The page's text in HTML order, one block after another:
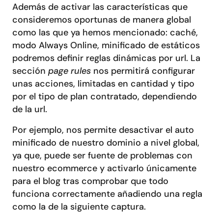
Además de activar las características que
consideremos oportunas de manera global
como las que ya hemos mencionado: caché,
modo Always Online, minificado de estáticos
podremos definir reglas dinámicas por url. La
sección page rules nos permitirá configurar
unas acciones, limitadas en cantidad y tipo
por el tipo de plan contratado, dependiendo
de la url.
Por ejemplo, nos permite desactivar el auto
minificado de nuestro dominio a nivel global,
ya que, puede ser fuente de problemas con
nuestro ecommerce y activarlo únicamente
para el blog tras comprobar que todo
funciona correctamente añadiendo una regla
como la de la siguiente captura.